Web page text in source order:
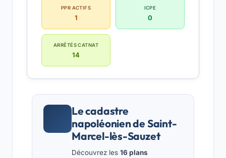
PPR ACTIFS
1
ICPE
0
ARRÊTÉS CATNAT
14
Le cadastre
napoléonien de Saint-
Marcel-lès-Sauzet
Découvrez les 16 plans